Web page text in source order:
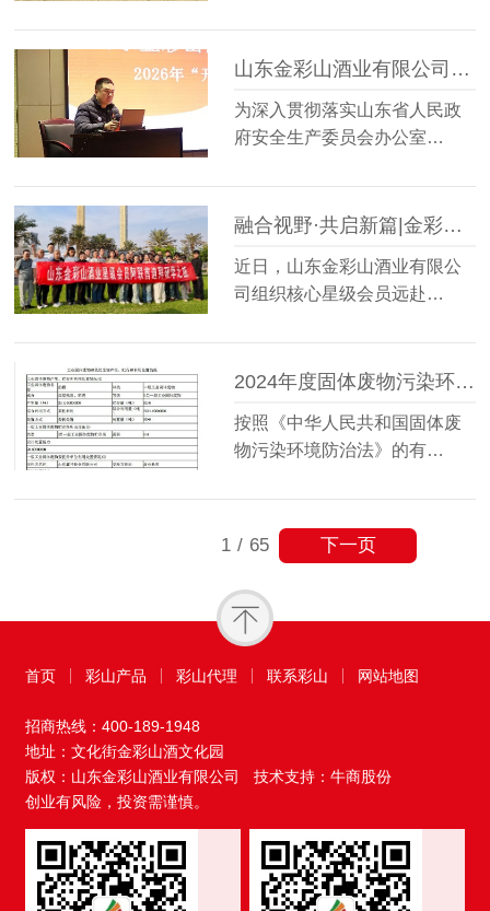
山东金彩山酒业有限公司开展“开工第一课”安全培训教育
为深入贯彻落实山东省人民政
府安全生产委员会办公室…
融合视野·共启新篇|金彩山酒业星级会员阿联酋迪拜研学之旅圆满落幕
近日，山东金彩山酒业有限公
司组织核心星级会员远赴…
2024年度固体废物污染环境防治信息的公示内容
按照《中华人民共和国固体废
物污染环境防治法》的有…
1 / 65 下一页
首页 彩山产品 彩山代理 联系彩山 网站地图
招商热线： 400-189-1948
地址：文化街金彩山酒文化园
版权：山东金彩山酒业有限公司
技术支持：牛商股份
创业有风险，投资需谨慎。